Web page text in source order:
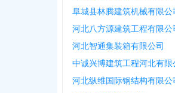
阜城县林腾建筑机械有限公
河北八方源建筑工程有限公
河北智通集装箱有限公司
中诚兴博建筑工程河北有限
河北纵维国际钢结构有限公